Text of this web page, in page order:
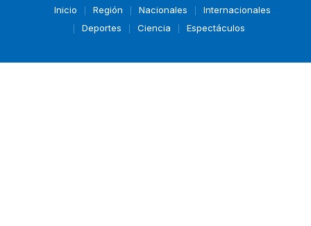
Inicio Región Nacionales
Internacionales
Deportes
Ciencia Espectáculos